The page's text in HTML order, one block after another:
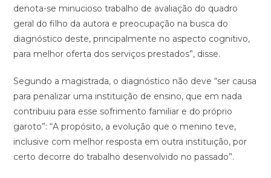
denota-se minucioso trabalho de avaliação do quadro
geral do filho da autora e preocupação na busca do
diagnóstico deste, principalmente no aspecto cognitivo,
para melhor oferta dos serviços prestados”, disse.
Segundo a magistrada, o diagnóstico não deve “ser causa
para penalizar uma instituição de ensino, que em nada
contribuiu para esse sofrimento familiar e do próprio
garoto”: “A propósito, a evolução que o menino teve,
inclusive com melhor resposta em outra instituição, por
certo decorre do trabalho desenvolvido no passado”.